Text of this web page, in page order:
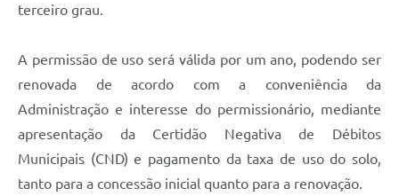
terceiro grau.
A permissão de uso será válida por um ano, podendo ser
renovada de acordo com a conveniência da
Administração e interesse do permissionário, mediante
apresentação da Certidão Negativa de Débitos
Municipais (CND) e pagamento da taxa de uso do solo,
tanto para a concessão inicial quanto para a renovação.